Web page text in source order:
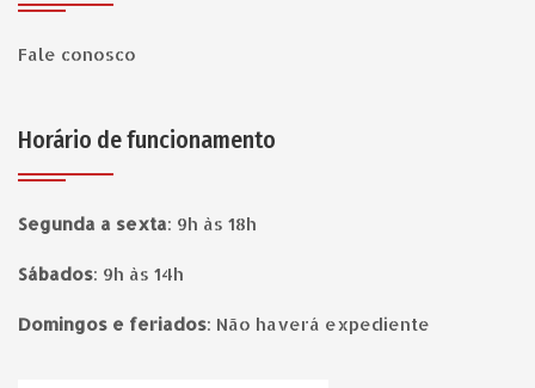
Fale conosco
Horário de funcionamento
Segunda a sexta: 9h às 18h
Sábados: 9h às 14h
Domingos e feriados: Não haverá expediente